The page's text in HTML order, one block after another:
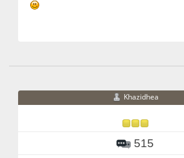
Khazidhea
515